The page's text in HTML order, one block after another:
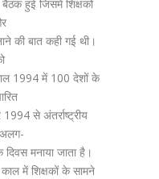
हुई जिसमें शिक्षकों
की बात कही गई थी।
1994 में 100 देशों के
से अंतर्राष्ट्रीय
अलग-
मनाया जाता है।
काल में शिक्षकों के सामने